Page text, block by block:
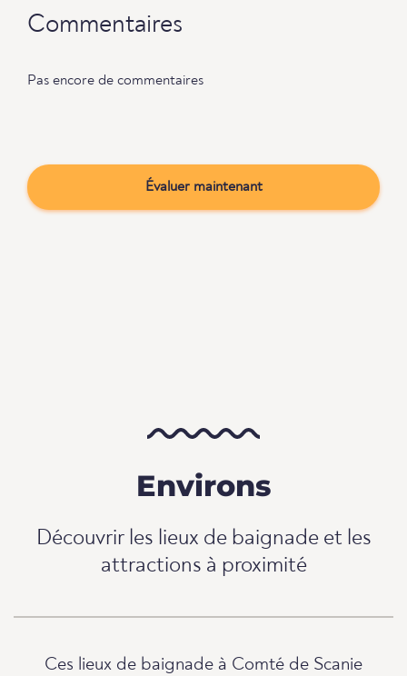
Commentaires
Pas encore de commentaires
Évaluer maintenant
Environs
Découvrir les lieux de baignade et les
attractions à proximité
Ces lieux de baignade à Comté de Scanie